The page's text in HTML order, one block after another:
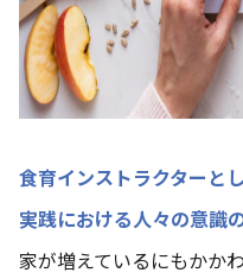
食育インストラクターと
実践における人々の意識
家が増えているにもかか